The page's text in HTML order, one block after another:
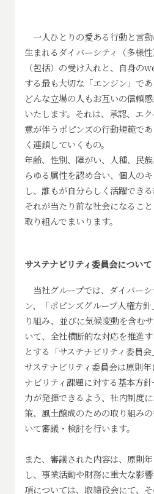
一人ひとりの愛ある行動と言
生まれるダイバーシティ（多様
（包括）の受け入れと、自身
する最も大切な「エンジン」であ
どんな立場の人もお互いの信頼
いたします。それは、承認、エ
意が伴うポピンズの行動規範で
く連鎖していくもの。
年齢、性別、障がい、人種、民
らゆる属性を認め合い、個人の
し、誰もが自分らしく活躍でき
それが当たり前な社会になるこ
取り組んでまいります。
サステナビリティ委員会について
当社グループでは、ダイバー
ン、「ポピンズグループ人権方
り組み、並びに気候変動を含む
いて、全社横断的な対応を推進
とする「サステナビリティ委員会
サステナビリティ委員会は原則
ナビリティ課題に対する基本方
力が発揮できるよう、社内制度
策、風土醸成のための取り組み
いて審議・検討を行います。
また、審議された内容は、原則
し、事業活動や財務に重大な影
項については、取締役会にて、